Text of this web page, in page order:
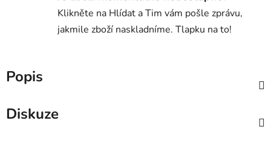
Klikněte na Hlídat a Tim vám pošle zprávu,
jakmile zboží naskladníme. Tlapku na to!
Popis
Diskuze